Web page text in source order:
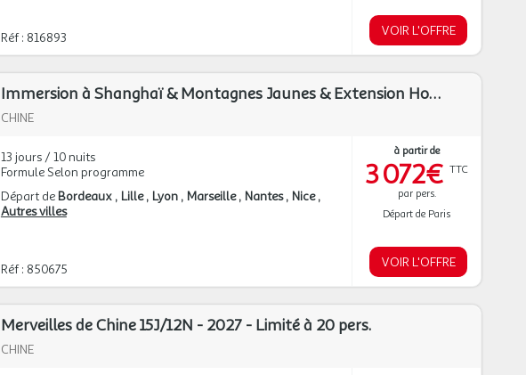
Réf : 816893 VOIR L'OFFRE
Immersion à Shanghaï & Montagnes Jaunes & Extension Hong Kong 13J/10N - 2027 - Limité à 14 pers. - (Flex)
CHINE
13 jours / 10 nuits
Formule Selon programme
Départ de Bordeaux Lille Lyon Marseille Nantes Nice
Autres villes
Réf : 850675
à partir de
3 072€ TTC
par pers.
Départ de Paris
VOIR L'OFFRE
Merveilles de Chine 15J/12N - 2027 - Limité à 20 pers.
CHINE